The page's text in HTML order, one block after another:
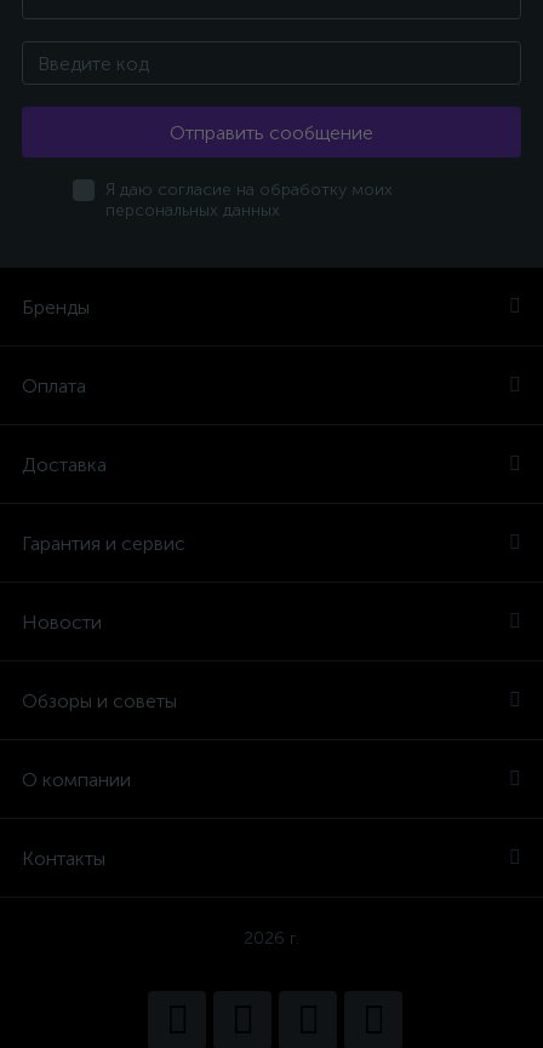
Отправить сообщение
Я даю согласие на обработку моих
персональных данных
Бренды
Оплата
Доставка
Гарантия и сервис
Новости
Обзоры и советы
О компании
Контакты
2026 г.